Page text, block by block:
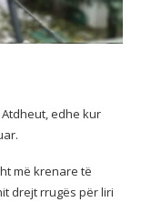
edhe kur
më krenare të
drejt rrugës për liri